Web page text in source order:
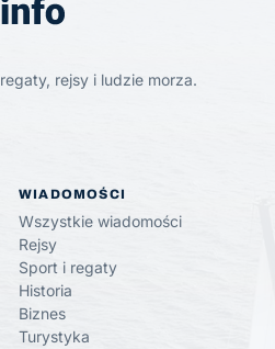
rejsy i ludzie morza.
WIADOMOŚCI
Wszystkie wiadomości
Rejsy
Sport i regaty
Historia
Biznes
Turystyka